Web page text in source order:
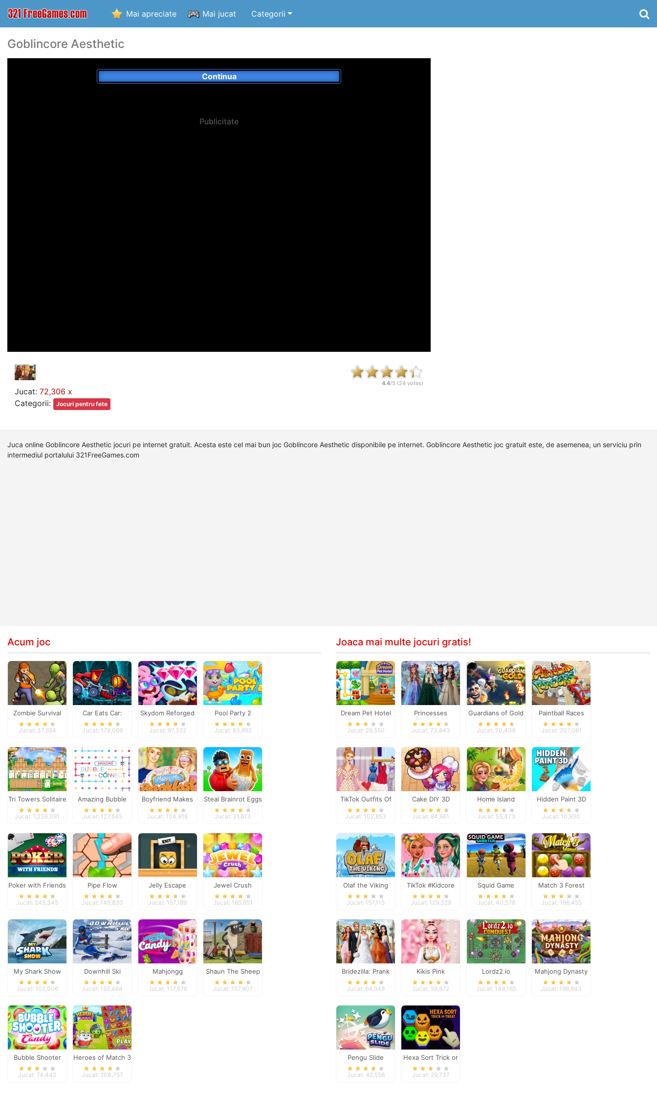
Mai apreciate Mai jucat Categorii
Goblincore Aesthetic
Continua
Publicitate
Jucat: 72,306 x
Categorii:
Jocuri pentru fete
4.4/5 (24 votes)
Juca online Goblincore Aesthetic jocuri pe internet gratuit. Acesta este cel mai bun joc Goblincore Aesthetic disponibile pe internet. Goblincore Aesthetic joc gratuit este, de asemenea, un serviciu prin
intermediul portalului 321FreeGames.com
Acum joc
Zombie Survival
Jucat: 37,694
Car Eats Car:
Dungeon
Jucat: 179,069
Skydom Reforged
Jucat: 97,322
Pool Party 2
Jucat: 83,892
Tri Towers Solitaire
Jucat: 1,236,091
Amazing Bubble
Connect
Jucat: 127,545
Boyfriend Makes
Me Breakfast
Jucat: 104,916
Steal Brainrot Eggs
Jucat: 21,613
Poker with Friends
Jucat: 245,345
Pipe Flow
Jucat: 149,830
Jelly Escape
Jucat: 157,189
Jewel Crush
Jucat: 165,651
My Shark Show
Jucat: 102,006
Downhill Ski
Jucat: 152,464
Mahjongg
Dimensions Candy
Jucat: 117,676
Shaun The Sheep
Baahmy Golf
Jucat: 157,907
Bubble Shooter
Candy
Jucat: 74,442
Heroes of Match 3
Jucat: 204,757
Joaca mai multe jocuri gratis!
Dream Pet Hotel
Jucat: 29,550
Princesses
Fantasy Makeover
Jucat: 73,843
Guardians of Gold
Jucat: 70,439
Paintball Races
Jucat: 207,081
TikTok Outfits Of
The Week
Jucat: 102,853
Cake DIY 3D
Jucat: 84,661
Home Island
Jucat: 55,473
Hidden Paint 3D
Jucat: 10,930
Olaf the Viking
Jucat: 157,115
TikTok #Kidcore
Models
Jucat: 129,329
Squid Game
Shooter
Jucat: 40,578
Match 3 Forest
Jucat: 196,455
Bridezilla: Prank
The Bride
Jucat: 64,948
Kikis Pink
Christmas
Jucat: 59,872
Lordz2.io
Jucat: 144,165
Mahjong Dynasty
Jucat: 198,643
Pengu Slide
Jucat: 42,556
Hexa Sort Trick or
Treat
Jucat: 29,737